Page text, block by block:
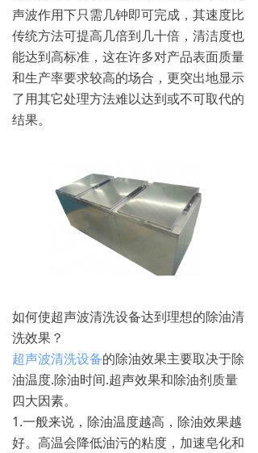
声波作用下只需几钟即可完成，其速度比
传统方法可提高几倍到几十倍，清洁度也
能达到高标准，这在许多对产品表面质量
和生产率要求较高的场合，更突出地显示
了用其它处理方法难以达到或不可取代的
结果。
如何使超声波清洗设备达到理想的除油清
洗效果？
超声波清洗设备的除油效果主要取决于除
油温度.除油时间.超声效果和除油剂质量
四大因素。
1.一般来说，除油温度越高，除油效果越
好。高温会降低油污的粘度，加速皂化和